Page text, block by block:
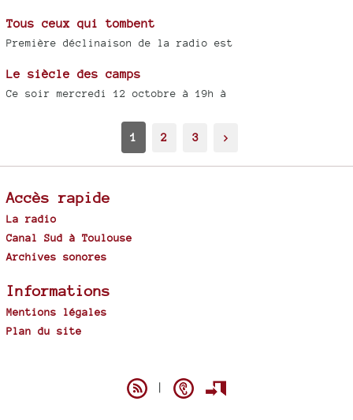
Tous ceux qui tombent
Première déclinaison de la radio est
Le siècle des camps
Ce soir mercredi 12 octobre à 19h à
1 2 3 >
Accès rapide
La radio
Canal Sud à Toulouse
Archives sonores
Informations
Mentions légales
Plan du site
|